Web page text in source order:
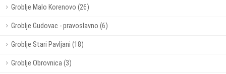
Groblje Malo Korenovo (26)
Groblje Gudovac - pravoslavno (6)
Groblje Stari Pavljani (18)
Groblje Obrovnica (3)